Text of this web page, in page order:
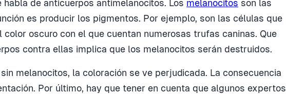
habla de anticuerpos antimelanocitos. Los melanocitos son las
es producir los pigmentos. Por ejemplo, son las células que
color oscuro con el que cuentan numerosas trufas caninas. Que
contra ellas implica que los melanocitos serán destruidos.
melanocitos, la coloración se ve perjudicada. La consecuencia
Por último, hay que tener en cuenta que algunos expertos